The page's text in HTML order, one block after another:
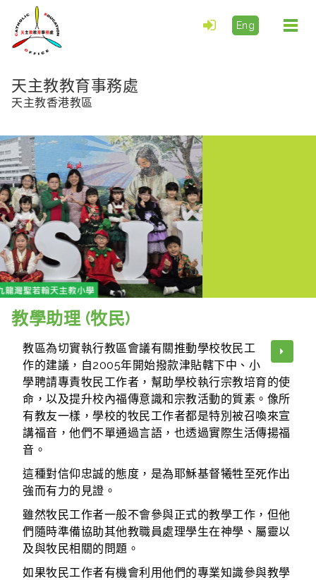
Eng
天主教教育事務處
天主教香港教區
教學助理 (牧民)
教區為切實執行教區會議有關推動學校牧民工
作的建議，自2005年開始撥款津貼轄下中、小
學聘請專責牧民工作者，幫助學校執行宗教培育的使
命，以及提升校內福傳意識和宗教活動的質素。像所
有教友一樣，學校的牧民工作者都是特別被召喚來宣
講福音，他們不單通過言語，也透過實際生活傳揚福
音。
這種對信仰忠誠的態度，是為耶穌基督犧牲至死作出
強而有力的見證。
雖然牧民工作者一般不會參與正式的教學工作，但他
們隨時準備協助其他教職員處理學生在神學、屬靈以
及與牧民相關的問題。
如果牧民工作者有機會利用他們的專業知識參與教學